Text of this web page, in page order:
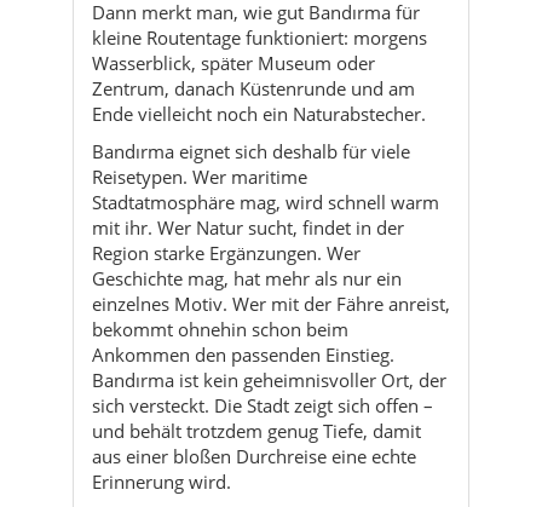
Bandırma eignet sich deshalb für viele
Reisetypen. Wer maritime
Stadtatmosphäre mag, wird schnell warm
mit ihr. Wer Natur sucht, findet in der
Region starke Ergänzungen. Wer
Geschichte mag, hat mehr als nur ein
einzelnes Motiv. Wer mit der Fähre anreist,
bekommt ohnehin schon beim
Ankommen den passenden Einstieg.
Bandırma ist kein geheimnisvoller Ort, der
sich versteckt. Die Stadt zeigt sich offen –
und behält trotzdem genug Tiefe, damit
aus einer bloßen Durchreise eine echte
Erinnerung wird.
Kultur & Traditionen
Aktivitäten